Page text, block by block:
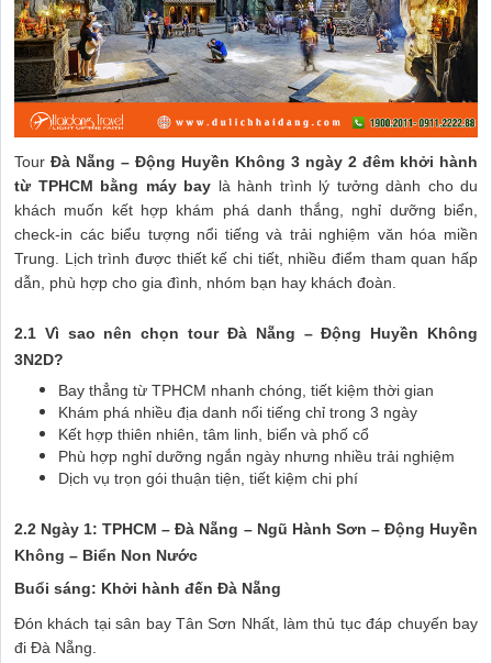
Tour Đà Nẵng – Động Huyền Không 3 ngày 2 đêm khởi hành
từ TPHCM bằng máy bay là hành trình lý tưởng dành cho du
khách muốn kết hợp khám phá danh thắng, nghỉ dưỡng biển,
check-in các biểu tượng nổi tiếng và trải nghiệm văn hóa miền
Trung. Lịch trình được thiết kế chi tiết, nhiều điểm tham quan hấp
dẫn, phù hợp cho gia đình, nhóm bạn hay khách đoàn.
2.1 Vì sao nên chọn tour Đà Nẵng – Động Huyền Không
3N2D?
Bay thẳng từ TPHCM nhanh chóng, tiết kiệm thời gian
Khám phá nhiều địa danh nổi tiếng chỉ trong 3 ngày
Kết hợp thiên nhiên, tâm linh, biển và phố cổ
Phù hợp nghỉ dưỡng ngắn ngày nhưng nhiều trải nghiệm
Dịch vụ trọn gói thuận tiện, tiết kiệm chi phí
2.2 Ngày 1: TPHCM – Đà Nẵng – Ngũ Hành Sơn – Động Huyền
Không – Biển Non Nước
Buổi sáng: Khởi hành đến Đà Nẵng
Đón khách tại sân bay Tân Sơn Nhất, làm thủ tục đáp chuyến bay
đi Đà Nẵng.